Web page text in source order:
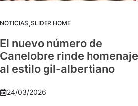
NOTICIAS,SLIDER HOME
El nuevo número de
Canelobre rinde homenaje
al estilo gil-albertiano
24/03/2026